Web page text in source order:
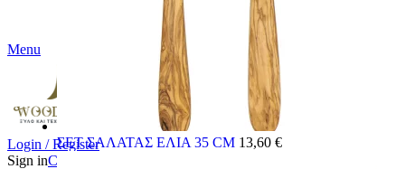
Menu
Login / Register
Sign inCreate an Account
ΣΕΤ ΣΑΛΑΤΑΣ ΕΛΙΑ 35 CM 13,60 €